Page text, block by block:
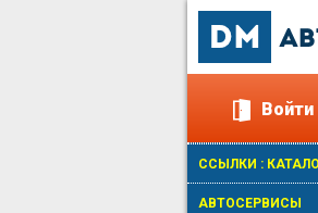
Войти
ССЫЛКИ :
АВТОСЕРВИСЫ